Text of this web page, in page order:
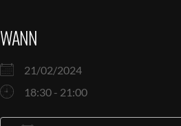
WANN
21/02/2024
18:30 - 21:00